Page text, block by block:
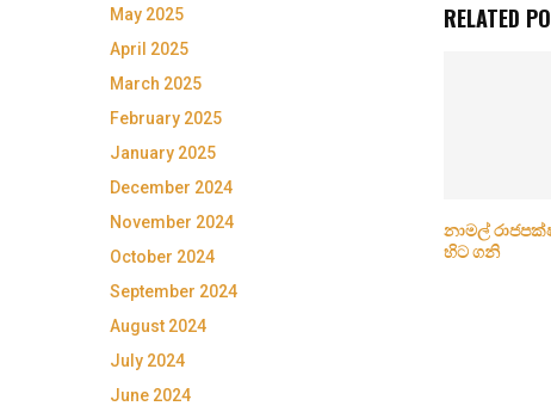
RELATED
නාමල්
හිට ගනි
May 2025
April 2025
March 2025
February 2025
January 2025
December 2024
November 2024
October 2024
September 2024
August 2024
July 2024
June 2024